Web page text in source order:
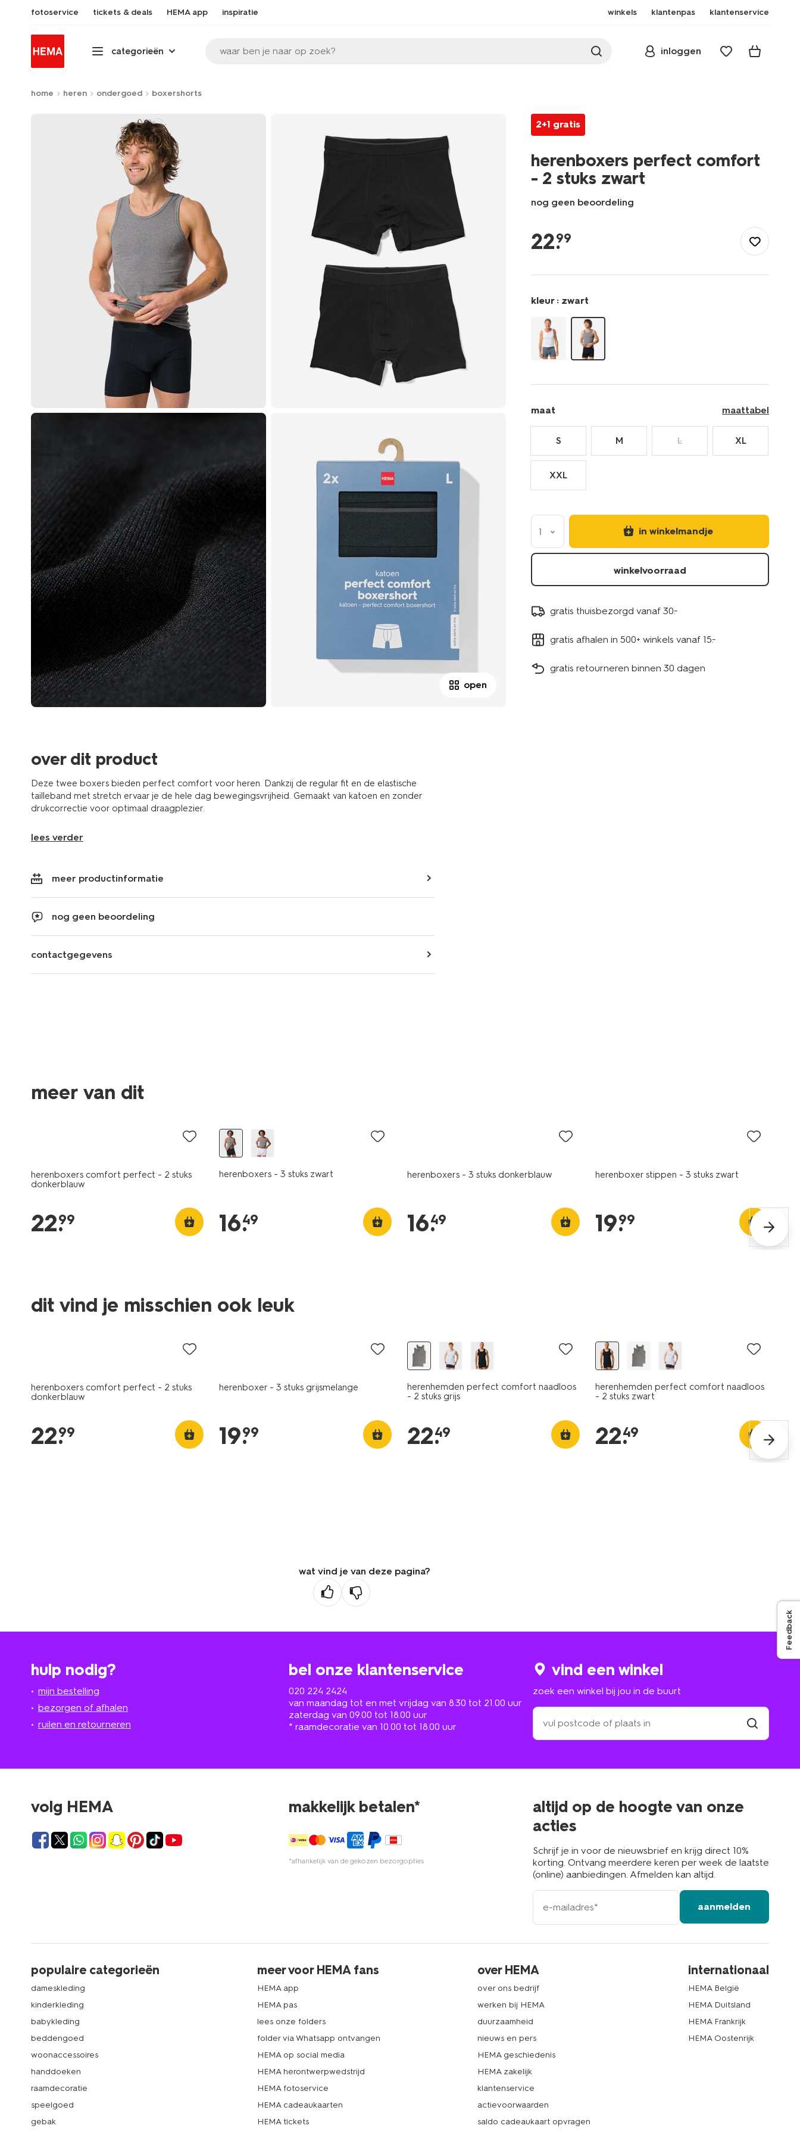
fotoservice tickets & deals HEMA app inspiratie winkels klantenpas klantenservice
categorieën waar ben je naar op zoek? inloggen
home heren ondergoed boxershorts
open
over dit product
Deze twee boxers bieden perfect comfort voor heren. Dankzij de regular fit en de elastische
tailleband met stretch ervaar je de hele dag bewegingsvrijheid. Gemaakt van katoen en zonder
drukcorrectie voor optimaal draagplezier.
lees verder
meer productinformatie
nog geen beoordeling
contactgegevens
2+1 gratis
herenboxers perfect comfort
- 2 stuks zwart
nog geen beoordeling
comfort-
19190370BLACK.html
22.
99
kleur : zwart
maat maattabel
S M L XL
XXL
1 in winkelmandje
winkelvoorraad
gratis thuisbezorgd vanaf 30.-
gratis afhalen in 500+ winkels vanaf 15.-
gratis retourneren binnen 30 dagen
meer van dit
herenboxers comfort perfect - 2 stuks
donkerblauw
22.
99
herenboxers - 3 stuks zwart
16.
49
herenboxers - 3 stuks donkerblauw
16.
49
herenboxer stippen - 3 stuks zwart
19.
99
dit vind je misschien ook leuk
herenboxers comfort perfect - 2 stuks
donkerblauw
22.
99
nieuw
herenboxer - 3 stuks grijsmelange
19.
99
herenhemden perfect comfort naadloos
- 2 stuks grijs
22.
49
herenhemden perfect comfort naadloos
- 2 stuks zwart
22.
49
wat vind je van deze pagina?
hulp nodig?
mijn bestelling
bezorgen of afhalen
ruilen en retourneren
bel onze klantenservice
020 224 2424
van maandag tot en met vrijdag van 8.30 tot 21.00 uur
zaterdag van 09.00 tot 18.00 uur
* raamdecoratie van 10.00 tot 18.00 uur
vind een winkel
zoek een winkel bij jou in de buurt
zoek
een
winkel
in
volg HEMA makkelijk betalen*
*afhankelijk van de gekozen bezorgopties
altijd op de hoogte van onze
acties
Schrijf je in voor de nieuwsbrief en krijg direct 10%
korting. Ontvang meerdere keren per week de laatste
(online) aanbiedingen. Afmelden kan altijd.
e-
mailadres
aanmelden
populaire categorieën
dameskleding
kinderkleding
babykleding
beddengoed
woonaccessoires
handdoeken
raamdecoratie
speelgoed
gebak
meer voor HEMA fans
HEMA app
HEMA pas
lees onze folders
folder via Whatsapp ontvangen
HEMA op social media
HEMA herontwerpwedstrijd
HEMA fotoservice
HEMA cadeaukaarten
HEMA tickets
over HEMA
over ons bedrijf
werken bij HEMA
duurzaamheid
nieuws en pers
HEMA geschiedenis
HEMA zakelijk
klantenservice
actievoorwaarden
saldo cadeaukaart opvragen
internationaal
HEMA België
HEMA Duitsland
HEMA Frankrijk
HEMA Oostenrijk
Feedback